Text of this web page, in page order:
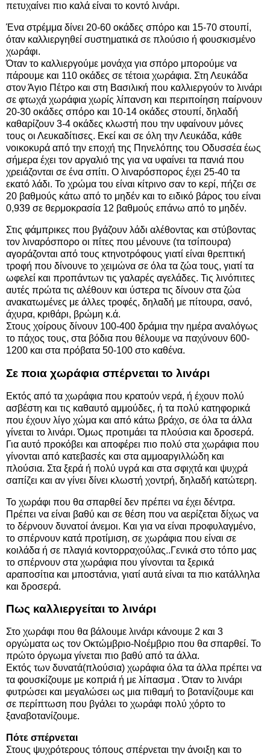
πετυχαίνει πιο καλά είναι το κοντό λινάρι.
Ένα στρέμμα δίνει 20-60 οκάδες σπόρο και 15-70 στουπί,
όταν καλλιεργηθεί συστηματικά σε πλούσιο ή φουσκισμένο
χωράφι.
Όταν το καλλιεργούμε μονάχα για σπόρο μπορούμε να
πάρουμε και 110 οκάδες σε τέτοια χωράφια. Στη Λευκάδα
στον Άγιο Πέτρο και στη Βασιλική που καλλιεργούν το λινάρι
σε φτωχά χωράφια χωρίς λίπανση και περιποίηση παίρνουν
20-30 οκάδες σπόρο και 10-14 οκάδες στουπί, δηλαδή
καθαρίζουν 3-4 οκάδες κλωστή που την υφαίνουν μόνες
τους οι Λευκαδίτισες. Εκεί και σε όλη την Λευκάδα, κάθε
νοικοκυρά από την εποχή της Πηνελόπης του Οδυσσέα έως
σήμερα έχει τον αργαλιό της για να υφαίνει τα πανιά που
χρειάζονται σε ένα σπίτι. Ο λιναρόσπορος έχει 25-40 τα
εκατό λάδι. Το χρώμα του είναι κίτρινο σαν το κερί, πήζει σε
20 βαθμούς κάτω από το μηδέν και το ειδικό βάρος του είναι
0,939 σε θερμοκρασία 12 βαθμούς επάνω από το μηδέν.
Στις φάμπρικες που βγάζουν λάδι αλέθοντας και στύβοντας
τον λιναρόσπορο οι πίτες που μένουνε (τα τσίπουρα)
αγοράζονται από τους κτηνοτρόφους γιατί είναι θρεπτική
τροφή που δίνουνε το χειμώνα σε όλα τα ζώα τους, γιατί τα
ωφελεί και προπάντων τις γαλαρές αγελάδες. Τις λινόπιτες
αυτές πρώτα τις αλέθουν και ύστερα τις δίνουν στα ζώα
ανακατωμένες με άλλες τροφές, δηλαδή με πίτουρα, σανό,
άχυρα, κριθάρι, βρώμη κ.ά.
Στους χοίρους δίνουν 100-400 δράμια την ημέρα αναλόγως
το πάχος τους, στα βόδια που θέλουμε να παχύνουν 600-
1200 και στα πρόβατα 50-100 στο καθένα.
Σε ποια χωράφια σπέρνεται το λινάρι
Εκτός από τα χωράφια που κρατούν νερά, ή έχουν πολύ
ασβέστη και τις καθαυτό αμμούδες, ή τα πολύ κατηφορικά
που έχουν λίγο χώμα και από κάτω βράχο, σε όλα τα άλλα
γίνεται το λινάρι. Όμως προτιμάει τα πλούσια και δροσερά.
Για αυτό προκόβει και αποφέρει πιο πολύ στα χωράφια που
γίνονται από κατεβασές και στα αμμοαργιλλώδη και
πλούσια. Στα ξερά ή πολύ υγρά και στα σφιχτά και ψυχρά
σαπίζει και αν γίνει δίνει κλωστή χοντρή, δηλαδή κατώτερη.
Το χωράφι που θα σπαρθεί δεν πρέπει να έχει δέντρα.
Πρέπει να είναι βαθύ και σε θέση που να αερίζεται δίχως να
το δέρνουν δυνατοί άνεμοι. Και για να είναι προφυλαγμένο,
το σπέρνουν κατά προτίμιση, σε χωράφια που είναι σε
κοιλάδα ή σε πλαγιά κοντορραχούλας..Γενικά στο τόπο μας
το σπέρνουν στα χωράφια που γίνονται τα ξερικά
αραποσίτια και μποστάνια, γιατί αυτά είναι τα πιο κατάλληλα
και δροσερά.
Πως καλλιεργείται το λινάρι
Στο χωράφι που θα βάλουμε λινάρι κάνουμε 2 και 3
οργώματα ως τον Οκτώμβριο-Νοέμβριο που θα σπαρθεί. Το
πρώτο όργωμα γίνεται πιο βαθύ από τα άλλα.
Εκτός των δυνατά(πλούσια) χωράφια όλα τα άλλα πρέπει να
τα φουσκίζουμε με κοπριά ή με λίπασμα . Όταν το λινάρι
φυτρώσει και μεγαλώσει ως μια πιθαμή το βοτανίζουμε και
σε περίπτωση που βγάλει το χωράφι πολύ χόρτο το
ξαναβοτανίζουμε.
Πότε σπέρνεται
Στους ψυχρότερους τόπους σπέρνεται την άνοιξη και το